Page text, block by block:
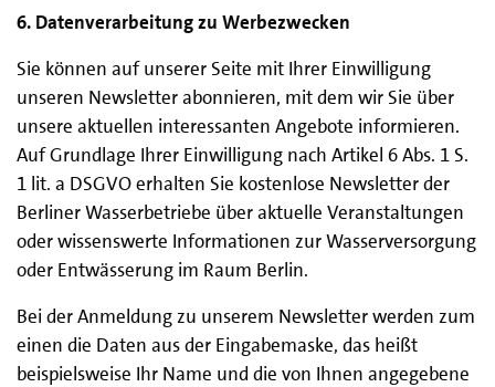
6. Datenverarbeitung zu Werbezwecken
Sie können auf unserer Seite mit Ihrer Einwilligung
unseren Newsletter abonnieren, mit dem wir Sie über
unsere aktuellen interessanten Angebote informieren.
Auf Grundlage Ihrer Einwilligung nach Artikel 6 Abs. 1 S.
1 lit. a DSGVO erhalten Sie kostenlose Newsletter der
Berliner Wasserbetriebe über aktuelle Veranstaltungen
oder wissenswerte Informationen zur Wasserversorgung
oder Entwässerung im Raum Berlin.
Bei der Anmeldung zu unserem Newsletter werden zum
einen die Daten aus der Eingabemaske, das heißt
beispielsweise Ihr Name und die von Ihnen angegebene